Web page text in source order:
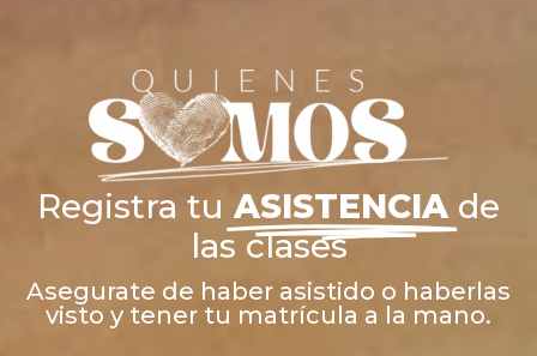
Registra tuASISTENCIA de
las clases
Asegurate de haber asistido o haberlas
visto y tener tu matrícula a la mano.